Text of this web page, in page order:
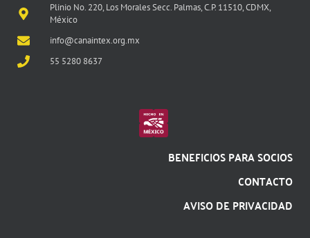
Plinio No. 220, Los Morales Secc. Palmas, C.P. 11510, CDMX,
México
info@canaintex.org.mx
55 5280 8637
BENEFICIOS PARA SOCIOS
CONTACTO
AVISO DE PRIVACIDAD